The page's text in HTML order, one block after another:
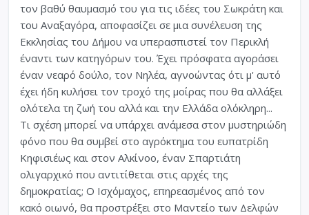
τον βαθύ θαυμασμό του για τις ιδέες του Σωκράτη και
του Αναξαγόρα, αποφασίζει σε μια συνέλευση της
Εκκλησίας του Δήμου να υπερασπιστεί τον Περικλή
έναντι των κατηγόρων του. Έχει πρόσφατα αγοράσει
έναν νεαρό δούλο, τον Νηλέα, αγνοώντας ότι μ' αυτό
έχει ήδη κυλήσει τον τροχό της μοίρας που θα αλλάξει
ολότελα τη ζωή του αλλά και την Ελλάδα ολόκληρη...
Τι σχέση μπορεί να υπάρχει ανάμεσα στον μυστηριώδη
φόνο που θα συμβεί στο αγρόκτημα του ευπατρίδη
Κηφισιέως και στον Αλκίνοο, έναν Σπαρτιάτη
ολιγαρχικό που αντιτίθεται στις αρχές της
δημοκρατίας; Ο Ισχόμαχος, επηρεασμένος από τον
κακό οιωνό, θα προστρέξει στο Μαντείο των Δελφών